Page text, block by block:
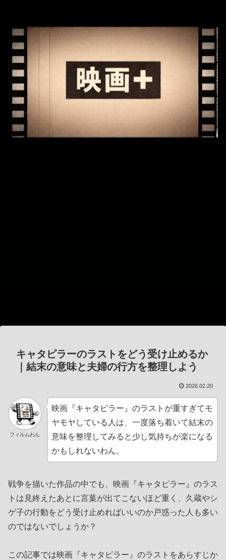
キャタピラーのラストをどう受け止めるか
｜結末の意味と夫婦の行方を整理しよう
2026.02.20
フィルムわん
映画『キャタピラー』のラストが重すぎてモ
ヤモヤしている人は、一度落ち着いて結末の
意味を整理してみると少し気持ちが楽になる
かもしれないわん。
戦争を描いた作品の中でも、映画『キャタピラー』のラス
トは見終えたあとに言葉が出てこないほど重く、久蔵やシ
ゲ子の行動をどう受け止めればいいのか戸惑った人も多い
のではないでしょうか？
この記事では映画『キャタピラー』のラストをあらすじか